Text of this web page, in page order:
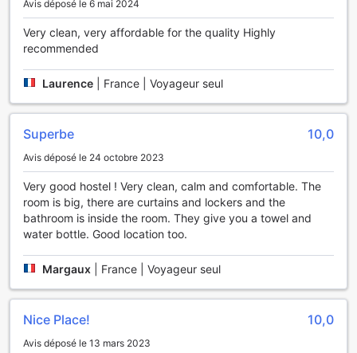
Avis déposé le 6 mai 2024
Very clean, very affordable for the quality Highly
recommended
Laurence France | Voyageur seul
Superbe 10,0
Avis déposé le 24 octobre 2023
Very good hostel ! Very clean, calm and comfortable. The
room is big, there are curtains and lockers and the
bathroom is inside the room. They give you a towel and
water bottle. Good location too.
Margaux France | Voyageur seul
Nice Place! 10,0
Avis déposé le 13 mars 2023